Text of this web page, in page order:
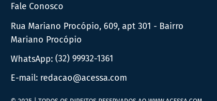
Fale Conosco
Rua Mariano Procópio, 609, apt 301 - Bairro
Mariano Procópio
WhatsApp:(32) 99932-1361
E-mail: redacao@acessa.com